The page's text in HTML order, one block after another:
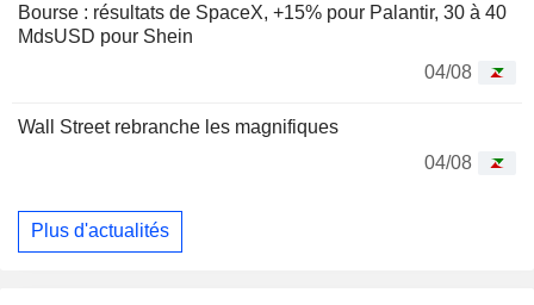
Bourse : résultats de SpaceX, +15% pour Palantir, 30 à 40
MdsUSD pour Shein
04/08
Wall Street rebranche les magnifiques
04/08
Plus d'actualités